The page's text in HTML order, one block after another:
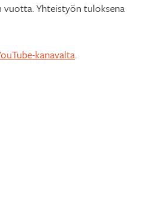
Yhteistyön tuloksena
kanavalta.